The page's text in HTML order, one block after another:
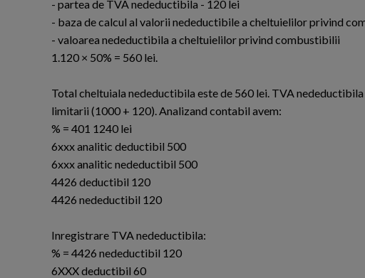
- partea de TVA nedeductibila - 120 lei
- baza de calcul al valorii nedeductibile a cheltuielilor privind
- valoarea nedeductibila a cheltuielilor privind combustibilii
1.120 × 50% = 560 lei.
Total cheltuiala nedeductibila este de 560 lei. TVA
limitarii (1000 + 120). Analizand contabil avem:
% = 401 1240 lei
6xxx analitic deductibil 500
6xxx analitic nedeductibil 500
4426 deductibil 120
4426 nedeductibil 120
Inregistrare TVA nedeductibila:
% = 4426 nedeductibil 120
6XXX deductibil 60